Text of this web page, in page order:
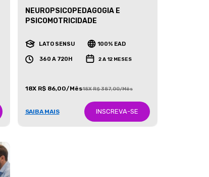
NEUROPSICOPEDAGOGIA E
PSICOMOTRICIDADE
LATO SENSU 100% EAD
360 A 720H 2 A 12 MESES
18X R$ 86,00/Mês18X R$ 387,00/Mês
SAIBA MAIS INSCREVA-SE